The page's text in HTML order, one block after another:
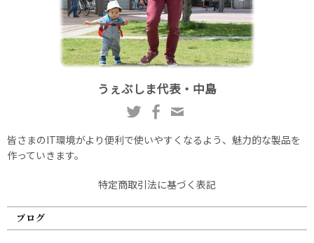
うぇぶしま代表・中島
皆さまのIT環境がより便利で使いやすくなるよう、魅力的な製品を
作っていきます。
特定商取引法に基づく表記
ブログ